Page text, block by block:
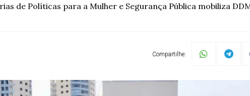
de Políticas para a Mulher e Segurança Pública mobiliza
Compartilhe: